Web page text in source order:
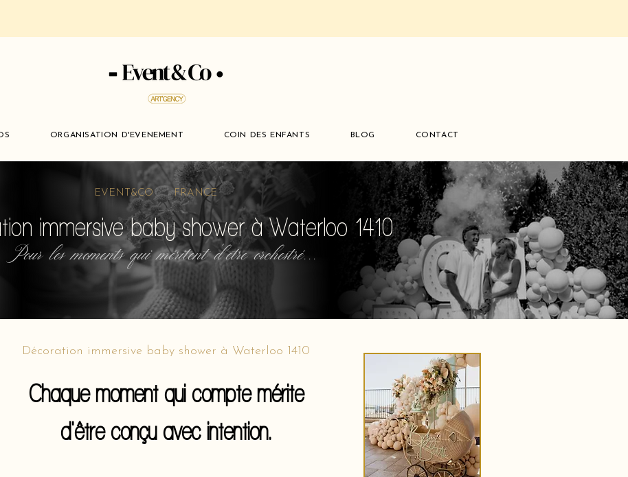
ORGANISATION D'EVENEMENT COIN DES ENFANTS BLOG CONTACT
EVENT&CO FRANCE
immersive baby shower à Waterloo 1410
Pour les moments qui méritent d'etre orchestré...
Décoration immersive baby shower à Waterloo 1410
Chaque moment qui compte mérite
d'être conçu avec intention.